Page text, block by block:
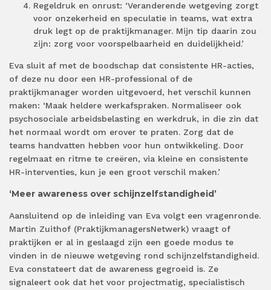
Regeldruk en onrust: ‘Veranderende wetgeving zorgt
voor onzekerheid en speculatie in teams, wat extra
druk legt op de praktijkmanager. Mijn tip daarin zou
zijn: zorg voor voorspelbaarheid en duidelijkheid.’
Eva sluit af met de boodschap dat consistente HR-acties,
of deze nu door een HR-professional of de
praktijkmanager worden uitgevoerd, het verschil kunnen
maken: ‘Maak heldere werkafspraken. Normaliseer ook
psychosociale arbeidsbelasting en werkdruk, in die zin dat
het normaal wordt om erover te praten. Zorg dat de
teams handvatten hebben voor hun ontwikkeling. Door
regelmaat en ritme te creëren, via kleine en consistente
HR-interventies, kun je een groot verschil maken.’
‘Meer awareness over schijnzelfstandigheid’
Aansluitend op de inleiding van Eva volgt een vragenronde.
Martin Zuithof (PraktijkmanagersNetwerk) vraagt of
praktijken er al in geslaagd zijn een goede modus te
vinden in de nieuwe wetgeving rond schijnzelfstandigheid.
Eva constateert dat de awareness gegroeid is. Ze
signaleert ook dat het voor projectmatig, specialistisch